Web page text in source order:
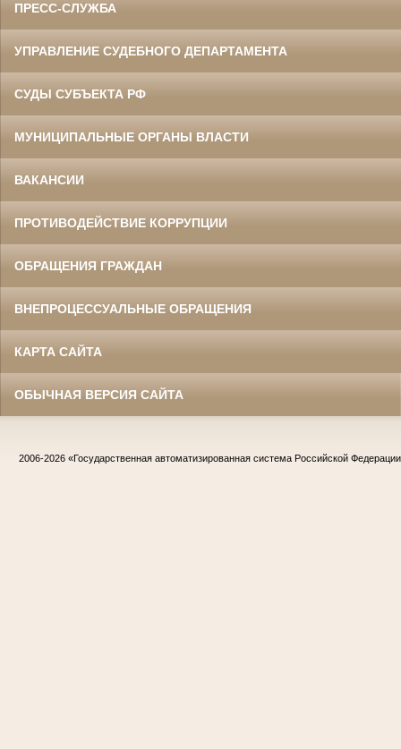
ПРЕСС-СЛУЖБА
УПРАВЛЕНИЕ СУДЕБНОГО ДЕПАРТАМЕНТА
СУДЫ СУБЪЕКТА РФ
МУНИЦИПАЛЬНЫЕ ОРГАНЫ ВЛАСТИ
ВАКАНСИИ
ПРОТИВОДЕЙСТВИЕ КОРРУПЦИИ
ОБРАЩЕНИЯ ГРАЖДАН
ВНЕПРОЦЕССУАЛЬНЫЕ ОБРАЩЕНИЯ
КАРТА САЙТА
ОБЫЧНАЯ ВЕРСИЯ САЙТА
2006-2026 «Государственная автоматизированная система Российской